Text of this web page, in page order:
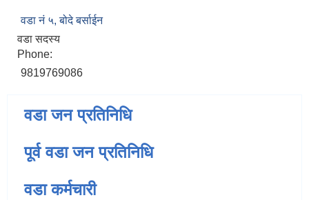
वडा नं‌ ५, बोदे बर्साईन
वडा सदस्य
Phone:
9819769086
वडा जन प्रतिनिधि
पूर्व वडा जन प्रतिनिधि
वडा कर्मचारी